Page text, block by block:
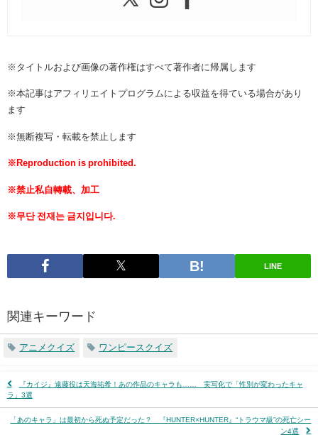
※タイトルおよび画像の著作権はすべて著作者に帰属します
※本記事はアフィリエイトプログラムによる収益を得ている場合があり
ます
※無断複写・転載を禁止します
※Reproduction is prohibited.
※禁止私自轉載、加工
※무단 전재는 금지입니다.
LINE
関連キーワード
アニメクイズ ワンピースクイズ
『カイジ』遠藤役は天海祐希！あの作品のキャラも…… 実写化で「性別が変わったキャ
ラ」3選
「あのキャラ」は最初から死ぬ予定だった？ 『HUNTER×HUNTER』“トラウマ級”の死亡シー
ン4選